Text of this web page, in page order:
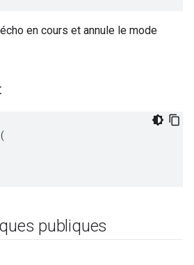
en cours et annule le mode
publiques